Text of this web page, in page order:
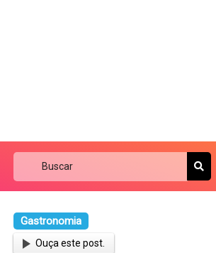
Gastronomia
Ouça este post.